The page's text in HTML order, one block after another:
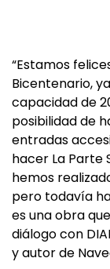
“Estamos
Bicentenario,
capacidad de
posibilidad de
entradas
hacer La Parte
hemos
pero todavía
es una obra
diálogo con
y autor de